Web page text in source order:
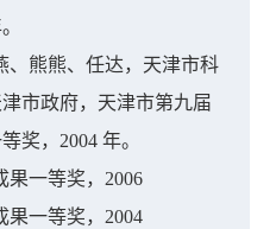
、熊熊、任达，天津市科
市政府，天津市第九届
奖，2004 年。
果一等奖，2006
果一等奖，2004